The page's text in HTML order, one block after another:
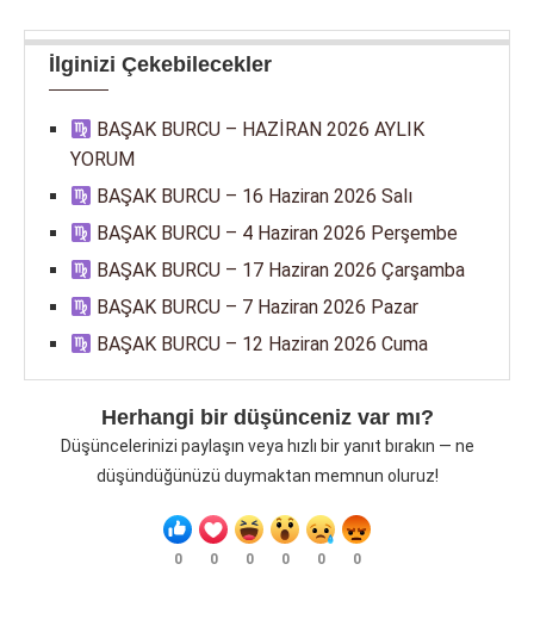
İlginizi Çekebilecekler
BAŞAK BURCU – HAZİRAN 2026 AYLIK
YORUM
BAŞAK BURCU – 16 Haziran 2026 Salı
BAŞAK BURCU – 4 Haziran 2026 Perşembe
BAŞAK BURCU – 17 Haziran 2026 Çarşamba
BAŞAK BURCU – 7 Haziran 2026 Pazar
BAŞAK BURCU – 12 Haziran 2026 Cuma
Herhangi bir düşünceniz var mı?
Düşüncelerinizi paylaşın veya hızlı bir yanıt bırakın — ne
düşündüğünüzü duymaktan memnun oluruz!
0 0 0 0 0 0